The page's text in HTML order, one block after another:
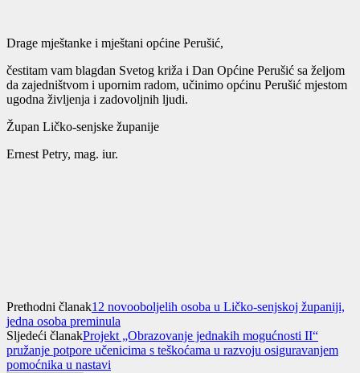
Drage mještanke i mještani općine Perušić,
čestitam vam blagdan Svetog križa i Dan Općine Perušić sa željom
da zajedništvom i upornim radom, učinimo općinu Perušić mjestom
ugodna življenja i zadovoljnih ljudi.
Župan Ličko-senjske županije
Ernest Petry, mag. iur.
Prethodni članak12 novooboljelih osoba u Ličko-senjskoj županiji,
jedna osoba preminula
Sljedeći članakProjekt „Obrazovanje jednakih mogućnosti II“
pružanje potpore učenicima s teškoćama u razvoju osiguravanjem
pomoćnika u nastavi